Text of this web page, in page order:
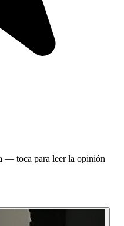
— toca para leer la opinión